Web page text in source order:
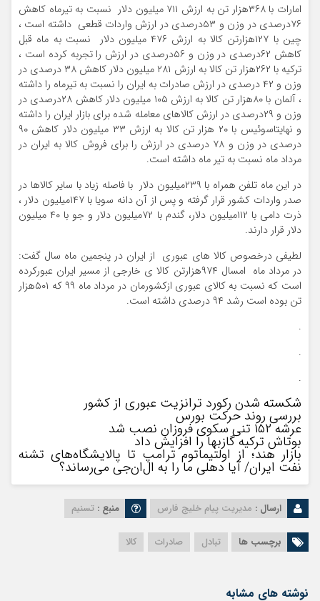
امارات با ۳۶۸هزار تن به ارزش ۷۱۱ میلیون دلار نسبت به تیرماه کاهش
۷۶درصدی در وزن و ۵۳درصدی در ارزش واردات قطعی داشته است ،
چین با ۱۲۷هزارتن کالا به ارزش ۴۷۶ میلیون دلار نسبت به ماه قبل
کاهش ۶۲درصدی در وزن و ۵۶درصدی در ارزش را تجربه کرده است ،
ترکیه با ۲۶۲هزار تن کالا به ارزش ۲۸۱ میلیون دلار کاهش ۳۸ درصدی در
وزن و ۴۲ درصدی در ارزش صادرات به ایران را نسبت به تیرماه را داشته
، آلمان با ۸۰هزار تن کالا به ارزش ۱۰۵ میلیون دلار کاهش ۲۸درصدی در
وزن و ۲۹درصدی در ارزش کالاهای معامله شده برای بازار ایران را داشته
و نهایتاسوئیس با ۲۰ هزار تن کالا به ارزش ۳۳ میلیون دلار کاهش ۹۰
درصدی در وزن و ۷۸ درصدی در ارزش را برای فروش کالا به ایران در
مرداد ماه نسبت به تیر ماه داشته است.
در این ماه تلفن همراه با ۲۳۹میلیون دلار با فاصله زیاد با سایر کالاها در
صدر واردات کشور قرار گرفته و پس از آن دانه سویا با ۱۴۷میلیون دلار ،
ذرت دامی با ۱۱۲میلیون دلار، گندم با ۷۲میلیون دلار و جو با ۴۰ میلیون
دلار قرار دارند.
لطیفی درخصوص کالا های عبوری از ایران در پنجمین ماه سال گفت:
در مرداد ماه امسال ۹۷۴هزارتن کالا ی خارجی از مسیر ایران عبورکرده
است که نسبت به کالای عبوری ازکشورمان در مرداد ماه ۹۹ که ۵۰۱هزار
تن بوده است رشد ۹۴ درصدی داشته است.
.
.
.
شکسته شدن رکورد ترانزیت عبوری از کشور
بررسی روند حرکت بورس
عرشه ۱۵۲ تنی سکوی فروزان نصب شد
بوتاش ترکیه گازبها را افزایش داد
بازار هند؛ از اولتیماتوم ترامپ تا پالایشگاه‌های تشنه
نفت ایران/ آیا دهلی ما را به ال‌ان‌جی می‌رساند؟
ارسال : مدیریت پیام خلیج فارس منبع : تسنیم
برچسب ها تبادل صادرات کالا
نوشته های مشابه